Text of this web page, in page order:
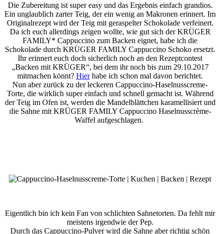
Die Zubereitung ist super easy und das Ergebnis einfach grandios.
Ein unglaublich zarter Teig, der ein wenig an Makronen erinnert. Im
Originalrezept wird der Teig mit geraspelter Schokolade verfeinert.
Da ich euch allerdings zeigen wollte, wie gut sich der KRÜGER
FAMILY* Cappuccino zum Backen eignet, habe ich die
Schokolade durch KRÜGER FAMILY Cappuccino Schoko ersetzt.
Ihr erinnert euch doch sicherlich noch an den Rezeptcontest
„Backen mit KRÜGER“, bei dem ihr noch bis zum 29.10.2017
mitmachen könnt? Hierhabe ich schon mal davon berichtet.
Nun aber zurück zu der leckeren Cappuccino-Haselnusscreme-
Torte, die wirklich super einfach und schnell gemacht ist. Während
der Teig im Ofen ist, werden die Mandelblättchen karamellisiert und
die Sahne mit KRÜGER FAMILY Cappuccino Haselnusscrème-
Waffel aufgeschlagen.
Eigentlich bin ich kein Fan von schlichten Sahnetorten. Da fehlt mir
meistens irgendwie der Pep.
Durch das Cappuccino-Pulver wird die Sahne aber richtig schön